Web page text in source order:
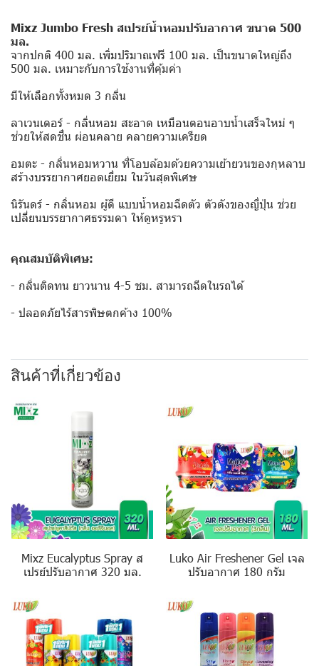
Mixz Jumbo Fresh สเปรย์น้ำหอมปรับอากาศ ขนาด 500
มล.
จากปกติ 400 มล. เพิ่มปริมาณฟรี 100 มล. เป็นขนาดใหญ่ถึง
500 มล. เหมาะกับการใช้งานที่คุ้มค่า
มีให้เลือกทั้งหมด 3 กลิ่น
ลาเวนเดอร์ - กลิ่นหอม สะอาด เหมือนตอนอาบน้ำเสร็จใหม่ ๆ
ช่วยให้สดชื่น ผ่อนคลาย คลายความเครียด
อมตะ - กลิ่นหอมหวาน ที่โอบล้อมด้วยความเย้ายวนของกุหลาบ
สร้างบรรยากาศยอดเยี่ยม ในวันสุดพิเศษ
นิรันดร์ - กลิ่นหอม ผู้ดี แบบน้ำหอมฉีดตัว ตัวดังของญี่ปุ่น ช่วย
เปลี่ยนบรรยากาศธรรมดา ให้ดูหรูหรา
คุณสมบัติพิเศษ:
- กลิ่นติดทน ยาวนาน 4-5 ชม. สามารถฉีดในรถได้
- ปลอดภัยไร้สารพิษตกค้าง 100%
สินค้าที่เกี่ยวข้อง
Mixz Eucalyptus Spray ส
เปรย์ปรับอากาศ 320 มล.
Luko Air Freshener Gel เจล
ปรับอากาศ 180 กรัม